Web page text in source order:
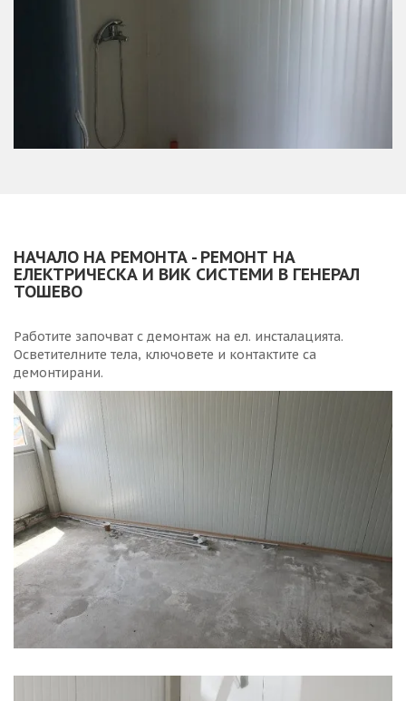
НАЧАЛО НА РЕМОНТА - РЕМОНТ НА
ЕЛЕКТРИЧЕСКА И ВИК СИСТЕМИ В ГЕНЕРАЛ
ТОШЕВО
Работите започват с демонтаж на ел. инсталацията.
Осветителните тела, ключовете и контактите са
демонтирани.